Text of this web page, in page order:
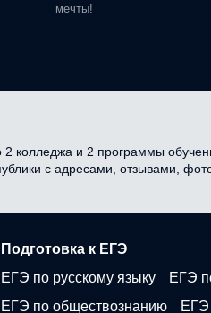
мечты!
колледжа и 2 программы
с адресами, отзывами,
Подготовка к ЕГЭ
ЕГЭ по русскому языку
ЕГЭ
ЕГЭ по обществознанию
ЕГЭ